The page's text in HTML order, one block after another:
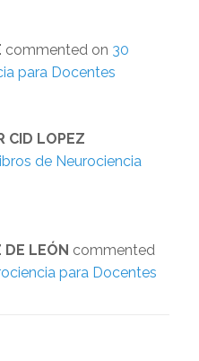
commented on 30
para Docentes
CID LOPEZ
de Neurociencia
DE LEÓN commented
para Docentes